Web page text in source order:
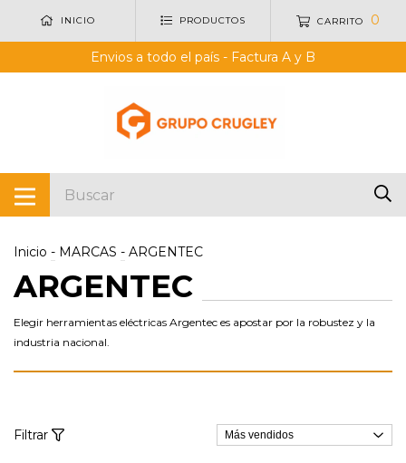
INICIO PRODUCTOS CARRITO 0
Envios a todo el país - Factura A y B
Inicio - MARCAS - ARGENTEC
ARGENTEC
Elegir herramientas eléctricas Argentec es apostar por la robustez y la
industria nacional.
Filtrar